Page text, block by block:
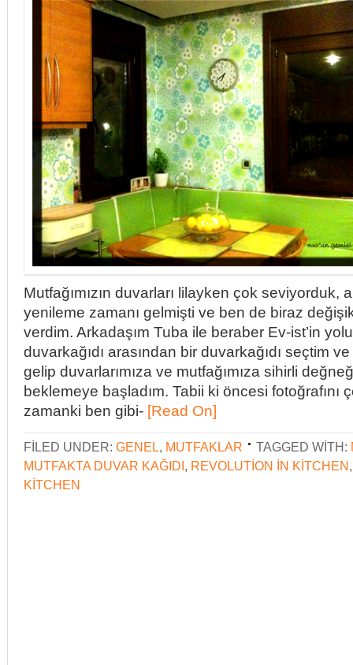
Mutfağımızın duvarları lilayken çok seviyorduk,
yenileme zamanı gelmişti ve ben de biraz
verdim. Arkadaşım Tuba ile beraber Ev-ist’in
duvarkağıdı arasından bir duvarkağıdı seçtim
gelip duvarlarımıza ve mutfağımıza sihirli
beklemeye başladım. Tabii ki öncesi fotoğrafını
zamanki ben gibi- [Read On]
FILED UNDER: GENEL, MUTFAKLAR TAGGED WITH:
MUTFAKTA DUVAR KAĞIDI, REVOLUTION IN KITCHEN
KITCHEN